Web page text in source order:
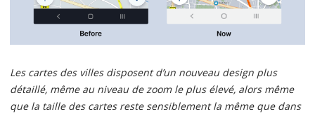
Les cartes des villes disposent d’un nouveau design plus
détaillé, même au niveau de zoom le plus élevé, alors même
que la taille des cartes reste sensiblement la même que dans